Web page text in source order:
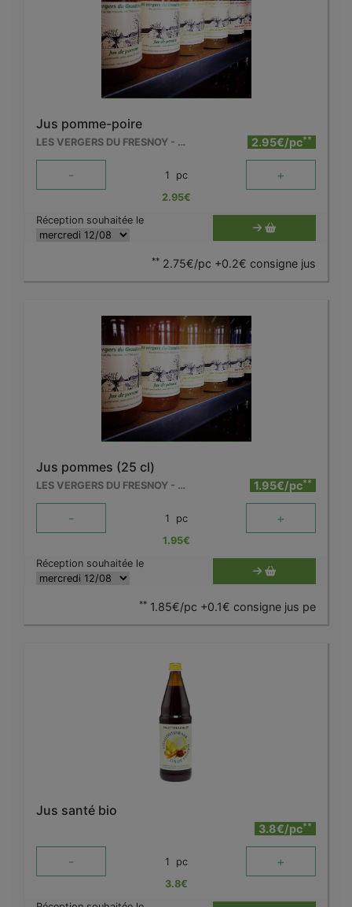
Jus pomme-poire
LES VERGERS DU FRESNOY - MOLENBAIX 2.95€/pc**
- 1 pc +
2.95€
Réception souhaitée le
** 2.75€/pc +0.2€ consigne jus
Jus pommes (25 cl)
LES VERGERS DU FRESNOY - MOLENBAIX 1.95€/pc**
- 1 pc +
1.95€
Réception souhaitée le
** 1.85€/pc +0.1€ consigne jus pe
Jus santé bio
3.8€/pc**
- 1 pc +
3.8€